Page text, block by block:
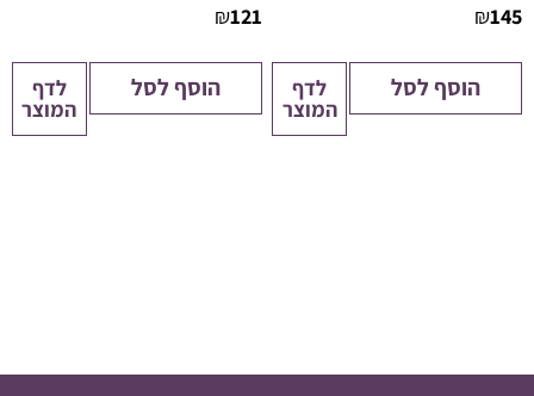
145
₪
הוסף לסל לדף
המוצר
121
₪
הוסף לסל לדף
המוצר